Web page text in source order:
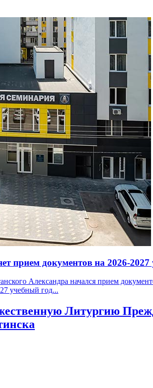
прием документов на 2026-2027
Александра начался прием
учебный год...
Литургию